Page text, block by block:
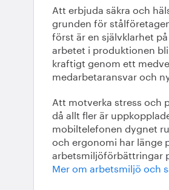
Att erbjuda säkra och
grunden för
först är en självklarhet
arbetet i produktionen
kraftigt genom ett
medarbetaransvar och
Att motverka stress och
då allt fler är
mobiltelefonen dygnet
och ergonomi har länge
arbetsmiljöförbättringar
Mer om arbetsmiljö och